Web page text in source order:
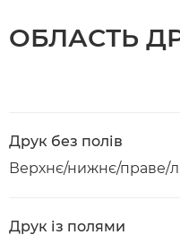
ОБЛАСТЬ
Друк без полів
Верхнє/нижнє/праве/
Друк із полями